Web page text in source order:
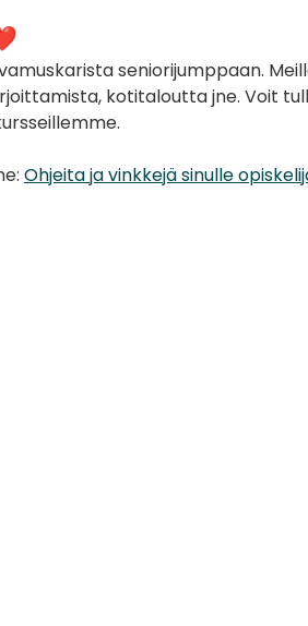
seniorijumppaan.
kotitaloutta jne. Voit
Ohjeita ja vinkkejä sinulle